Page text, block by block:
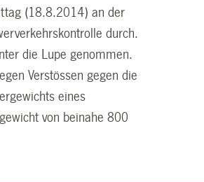
(18.8.2014) an der
durch.
die Lupe genommen.
Verstössen gegen die
eines
von beinahe 800